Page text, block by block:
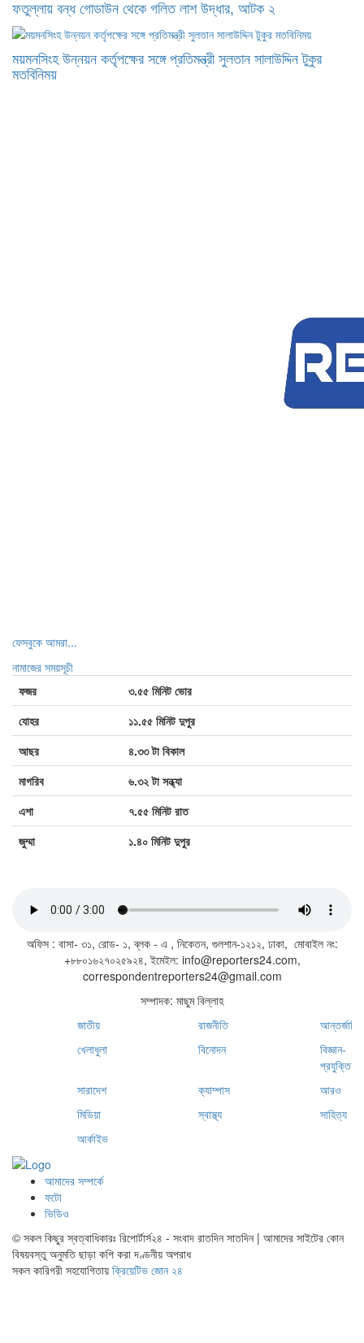
ফতুল্লায় বন্ধ গোডাউন থেকে গলিত লাশ উদ্ধার, আটক ২
ময়মনসিংহ উন্নয়ন কর্তৃপক্ষের সঙ্গে প্রতিমন্ত্রী সুলতান সালাউদ্দিন টুকুর
মতবিনিময়
ফেসবুকে আমরা...
নামাজের সময়সূচী
ফজর
৩.৫৫ মিনিট ভোর
যোহর
১১.৫৫ মিনিট দুপুর
আছর
৪.৩৩ টা বিকাল
মাগরিব
৬.৩২ টা সন্ধ্যা
এশা
৭.৫৫ মিনিট রাত
জুম্মা
১.৪০ মিনিট দুপুর
অফিস : বাসা- ৩১, রোড- ১, ব্লক - এ , নিকেতন, গুলশান-১২১২, ঢাকা, মোবাইল নং:
+৮৮০১৬২৭০২৫৯২৪, ইমেইল: info@reporters24.com,
correspondentreporters24@gmail.com
সম্পাদক: মাছুম বিল্লাহ
জাতীয়
রাজনীতি
খেলাধুলা
বিনোদন
বিজ্ঞান-
প্রযুক্তি
সারাদেশ
ক্যাম্পাস
আরও
মিডিয়া
স্বাস্থ্য
সাহিত্য
আর্কাইভ
আমাদের সম্পর্কে
ফটো
ভিডিও
© সকল কিছুর স্বত্বাধিকারঃ রিপোর্টার্স২৪ - সংবাদ রাতদিন সাতদিন | আমাদের সাইটের কোন
বিষয়বস্তু অনুমতি ছাড়া কপি করা দণ্ডনীয় অপরাধ
সকল কারিগরী সহযোগিতায় ক্রিয়েটিভ জোন ২৪